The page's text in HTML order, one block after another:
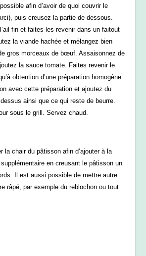
afin d’avoir de quoi couvrir le
puis creusez la partie de dessous.
fin et faites-les revenir dans un faitout
la viande hachée et mélangez bien
gros morceaux de bœuf. Assaisonnez de
la sauce tomate. Faites revenir le
obtention d’une préparation homogène.
avec cette préparation et ajoutez du
ainsi que ce qui reste de beurre.
sous le grill. Servez chaud.
la chair du pâtisson afin d’ajouter à la
en creusant le pâtisson un
Il est aussi possible de mettre autre
râpé, par exemple du reblochon ou tout